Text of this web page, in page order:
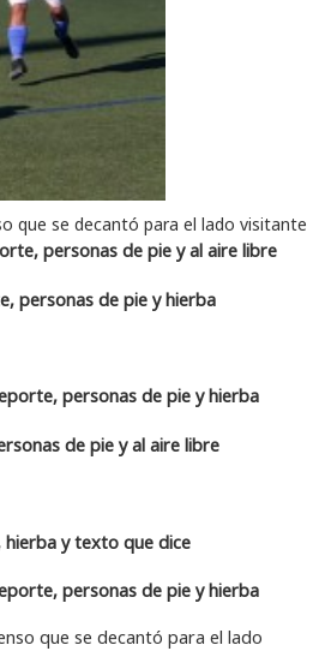
que se decantó para el lado visitante
que se decantó para el lado